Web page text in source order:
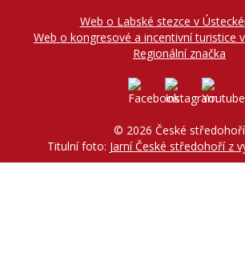
Web o Labské stezce v
Web o kongresové a incentivní turistice
Regionální značka
© 2026 České středohoří
Titulní foto: Jarní České středohoří z